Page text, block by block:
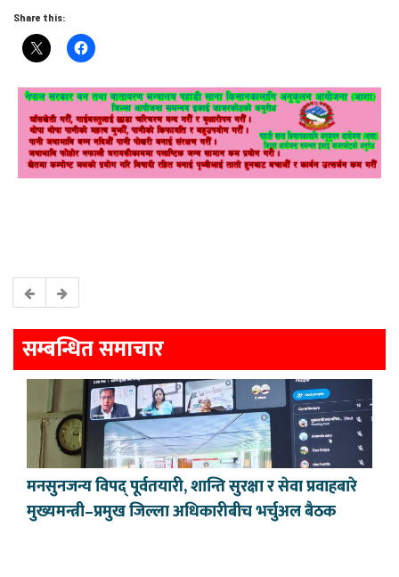
Share this:
सम्बन्धित समाचार
मनसुनजन्य विपद् पूर्वतयारी, शान्ति सुरक्षा र सेवा प्रवाहबारे
मुख्यमन्त्री–प्रमुख जिल्ला अधिकारीबीच भर्चुअल बैठक